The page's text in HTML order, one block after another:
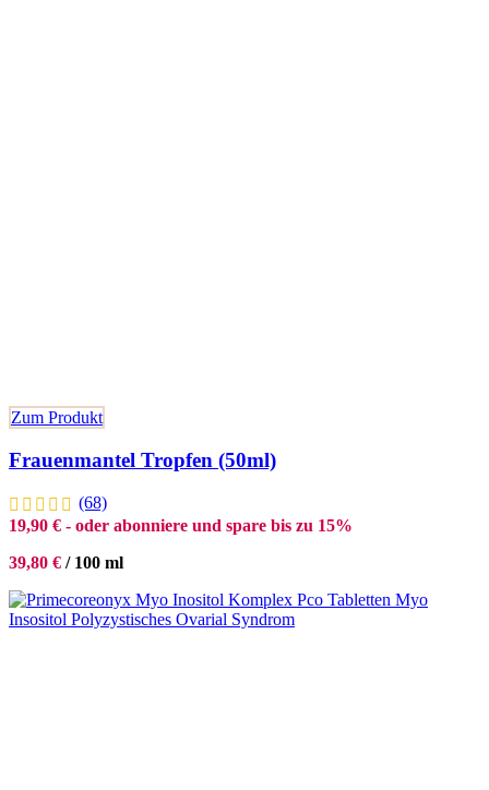
Zum Produkt
Frauenmantel Tropfen (50ml)
(68)
19,90 € - oder abonniere und spare bis zu 15%
39,80 € / 100 ml